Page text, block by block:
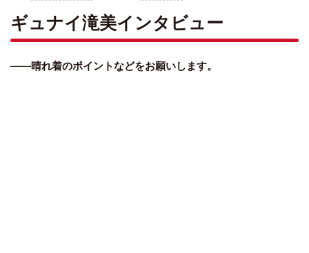
ギュナイ滝美インタビュー
――晴れ着のポイントなどをお願いします。